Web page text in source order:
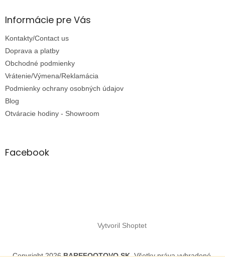
Informácie pre Vás
Kontakty/Contact us
Doprava a platby
Obchodné podmienky
Vrátenie/Výmena/Reklamácia
Podmienky ochrany osobných údajov
Blog
Otváracie hodiny - Showroom
Facebook
Vytvoril Shoptet